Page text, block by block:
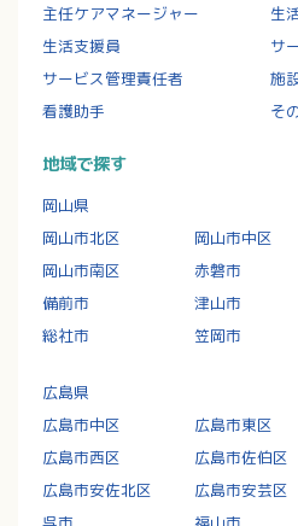
主任ケアマネージャー
生
生活支援員
サ
サービス管理責任者
施
看護助手
そ
地域で探す
岡山県
岡山市北区
岡山市中区
岡山市南区
赤磐市
備前市
津山市
総社市
笠岡市
広島県
広島市中区
広島市東区
広島市西区
広島市佐伯区
広島市安佐北区
広島市安芸区